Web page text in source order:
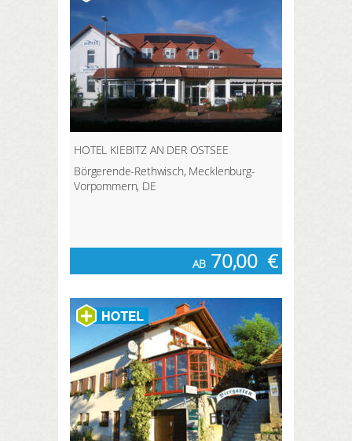
HOTEL KIEBITZ AN DER OSTSEE
Börgerende-Rethwisch, Mecklenburg-
Vorpommern, DE
AB 70,00 €